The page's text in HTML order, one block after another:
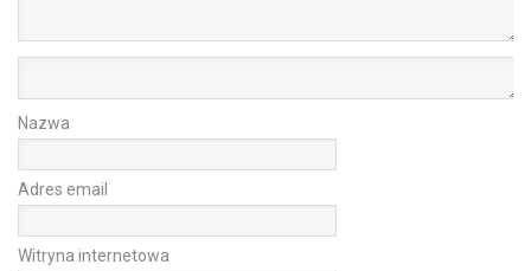
Nazwa
Adres email
Witryna internetowa